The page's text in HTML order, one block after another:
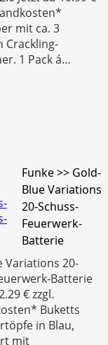
mit ca. 3
Crackling-
1 Pack á…
Funke >> Gold-
Blue Variations
20-Schuss-
Feuerwerk-
Batterie
Variations 20-
Batterie
€ zzgl.
Buketts
in Blau,
mit